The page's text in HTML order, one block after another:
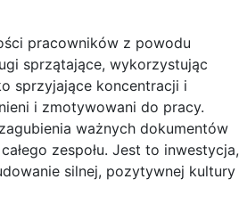
pracowników z powodu
sprzątające, wykorzystując
sprzyjające koncentracji i
i zmotywowani do pracy.
ważnych dokumentów
zespołu. Jest to inwestycja,
silnej, pozytywnej kultury